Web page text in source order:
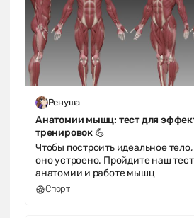
Ренуша
Анатомии мышц: тест для
тренировок 💪
Чтобы построить идеальное
оно устроено. Пройдите наш
анатомии и работе мышц
Спорт